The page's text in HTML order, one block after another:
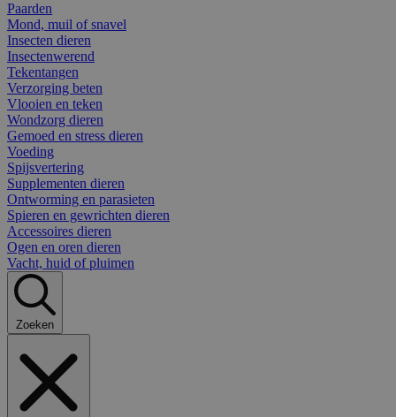
Paarden
Mond, muil of snavel
Insecten dieren
Insectenwerend
Tekentangen
Verzorging beten
Vlooien en teken
Wondzorg dieren
Gemoed en stress dieren
Voeding
Spijsvertering
Supplementen dieren
Ontworming en parasieten
Spieren en gewrichten dieren
Accessoires dieren
Ogen en oren dieren
Vacht, huid of pluimen
Zoeken